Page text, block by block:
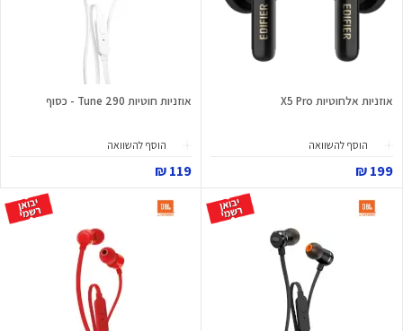
אוזניות אלחוטיות X5 Pro
הוסף להשוואה
199 ₪
אוזניות חוטיות Tune 290 - כסוף
הוסף להשוואה
119 ₪